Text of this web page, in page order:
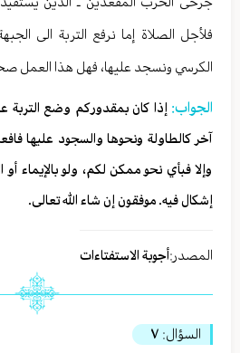
فلأجل الصلاة إما نرفع التربة الى
الكرسي ونسجد عليها، فهل هذا العمل
الجواب: إذا كان بمقدوركم وضع
آخر كالطاولة ونحوها والسجود عليها
وإلا فبأي نحو ممكن لكم، ولو بالإيماء
إشكال فيه. موفقون إن شاء الله تعالى.
المصدر:أجوبة الاستفتاءات
السؤال: ٧